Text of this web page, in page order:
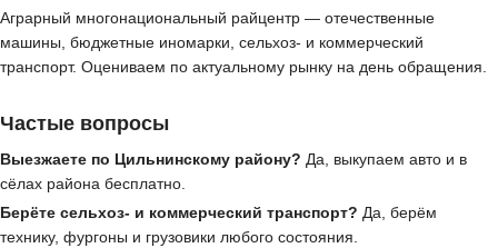
Аграрный многонациональный райцентр — отечественные
машины, бюджетные иномарки, сельхоз- и коммерческий
транспорт. Оцениваем по актуальному рынку на день обращения.
Частые вопросы
Выезжаете по Цильнинскому району? Да, выкупаем авто и в
сёлах района бесплатно.
Берёте сельхоз- и коммерческий транспорт? Да, берём
технику, фургоны и грузовики любого состояния.